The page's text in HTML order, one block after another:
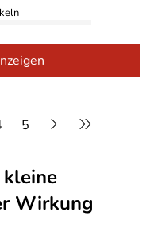
5
Wirkung